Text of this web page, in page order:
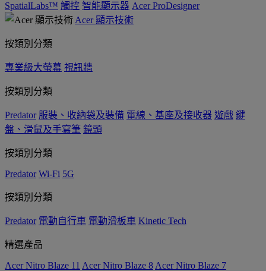
SpatialLabs™ 觸控 智能顯示器 Acer ProDesigner
Acer 顯示技術
按類別分類
專業級大螢幕 視訊牆
按類別分類
Predator 服裝、收納袋及裝備 電線、基座及接收器 遊戲 鍵
盤、滑鼠及手寫筆 鏡頭
按類別分類
Predator Wi-Fi 5G
按類別分類
Predator 電動自行車 電動滑板車 Kinetic Tech
精選產品
Acer Nitro Blaze 11 Acer Nitro Blaze 8 Acer Nitro Blaze 7